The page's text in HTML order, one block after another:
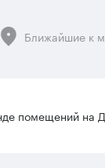
Ближайшие к
помещений на